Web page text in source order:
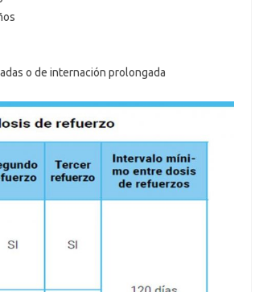
o de internación prolongada